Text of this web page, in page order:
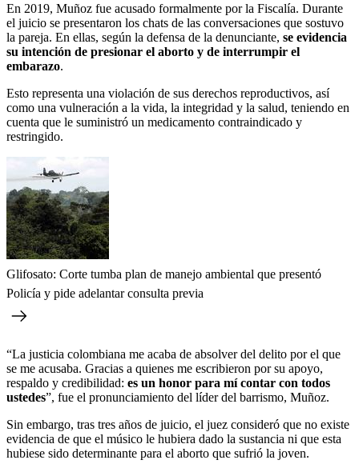
En 2019, Muñoz fue acusado formalmente por la Fiscalía. Durante
el juicio se presentaron los chats de las conversaciones que sostuvo
la pareja. En ellas, según la defensa de la denunciante, se evidencia
su intención de presionar el aborto y de interrumpir el
embarazo.
Esto representa una violación de sus derechos reproductivos, así
como una vulneración a la vida, la integridad y la salud, teniendo en
cuenta que le suministró un medicamento contraindicado y
restringido.
Glifosato: Corte tumba plan de manejo ambiental que presentó
Policía y pide adelantar consulta previa
“La justicia colombiana me acaba de absolver del delito por el que
se me acusaba. Gracias a quienes me escribieron por su apoyo,
respaldo y credibilidad: es un honor para mí contar con todos
ustedes”, fue el pronunciamiento del líder del barrismo, Muñoz.
Sin embargo, tras tres años de juicio, el juez consideró que no existe
evidencia de que el músico le hubiera dado la sustancia ni que esta
hubiese sido determinante para el aborto que sufrió la joven.